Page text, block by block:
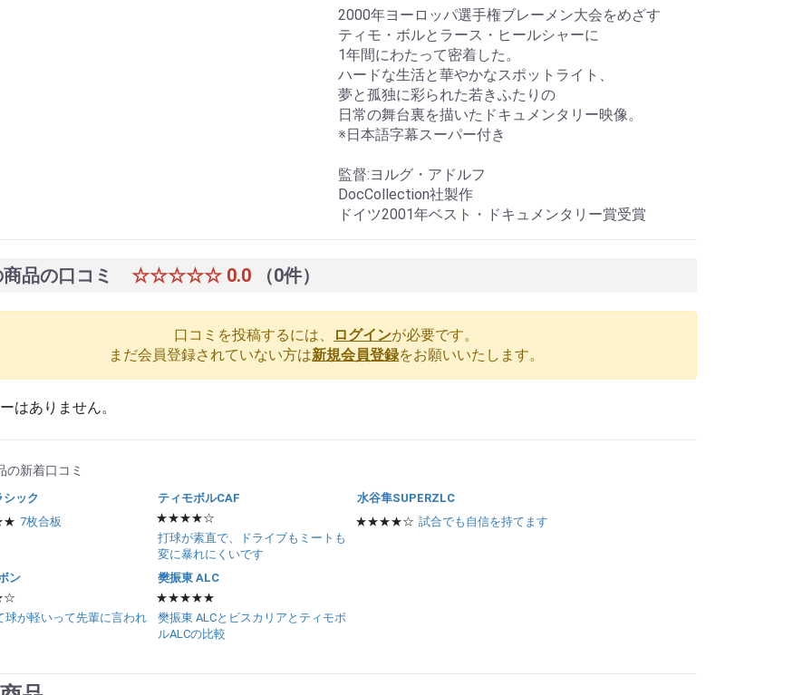
2000年ヨーロッパ選手権ブレーメン大会をめざす
ティモ・ボルとラース・ヒールシャーに
1年間にわたって密着した。
ハードな生活と華やかなスポットライト、
夢と孤独に彩られた若きふたりの
日常の舞台裏を描いたドキュメンタリー映像。
※日本語字幕スーパー付き
監督:ヨルグ・アドルフ
DocCollection社製作
ドイツ2001年ベスト・ドキュメンタリー賞受賞
品の口コミ ☆☆☆☆☆ 0.0 （0件）
口コミを投稿するには、 ログインが必要です。
まだ会員登録されていない方は新規会員登録をお願いいたします。
はありません。
の新着口コミ
シック
7枚合板
ティモボルCAF
★★★★☆
打球が素直で、ドライブもミートも
変に暴れにくいです
水谷隼SUPERZLC
★★★★☆ 試合でも自信を持てます
ン
球が軽いって先輩に言われ
樊振東 ALC
★★★★★
樊振東 ALCとビスカリアとティモボ
ルALCの比較